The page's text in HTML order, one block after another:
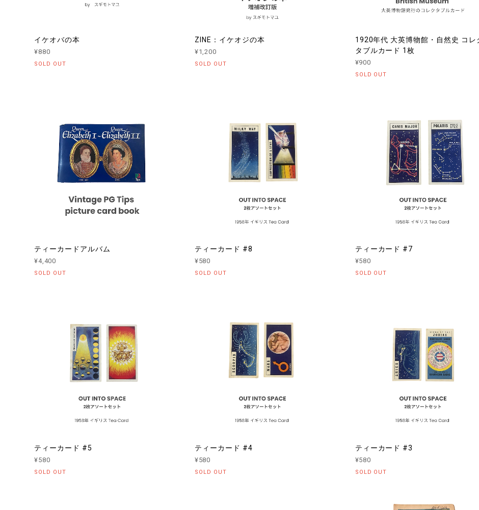
イケオバの本
¥880
SOLD OUT
ZINE：イケオジの本
¥1,200
SOLD OUT
1920年代 大英博物館・自然史 コレ
タブルカード 1枚
¥900
SOLD OUT
ティーカードアルバム
¥4,400
SOLD OUT
ティーカード #8
¥580
SOLD OUT
ティーカード #7
¥580
SOLD OUT
ティーカード #5
¥580
SOLD OUT
ティーカード #4
¥580
SOLD OUT
ティーカード #3
¥580
SOLD OUT